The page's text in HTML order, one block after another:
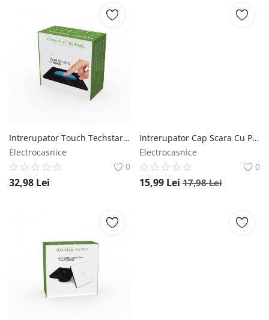
Intrerupator Touch Techstar®, Sticla Securizata, Design Modern, Iluminare LED, 1 Faza, Gri Techstar
Electrocasnice
0
32,98 Lei
Intrerupator Cap Scara Cu Panou Din Sticla Securizata Techstar® TGS 01, 220V, 16A, 86 X 86 Mm, Gri, cu 1 Modul Techstar
Electrocasnice
0
15,99 Lei 17,98Lei